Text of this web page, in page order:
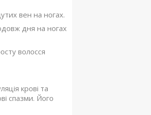
вен на ногах.
дня на ногах
волосся
крові та
спазми. Його